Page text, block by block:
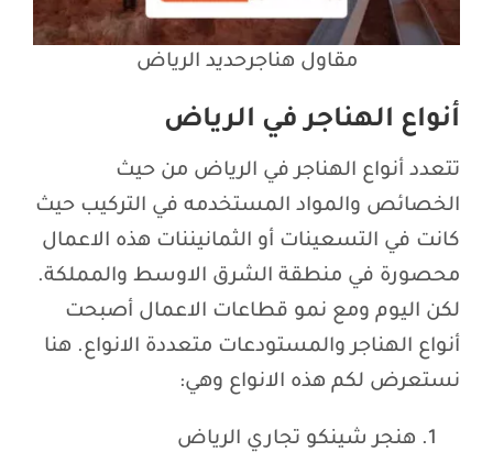
مقاول هناجرحديد الرياض
أنواع الهناجر في الرياض
تتعدد أنواع الهناجر في الرياض من حيث
الخصائص والمواد المستخدمه في التركيب حيث
كانت في التسعينات أو الثمانيننات هذه الاعمال
محصورة في منطقة الشرق الاوسط والمملكة.
لكن اليوم ومع نمو قطاعات الاعمال أصبحت
أنواع الهناجر والمستودعات متعددة الانواع. هنا
نستعرض لكم هذه الانواع وهي:
هنجر شينكو تجاري الرياض